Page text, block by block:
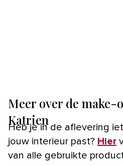
Meer over de make-
Katrien
Heb je in de aflevering iets gezien dat ook in
jouw interieur past? Hier
van alle gebruikte